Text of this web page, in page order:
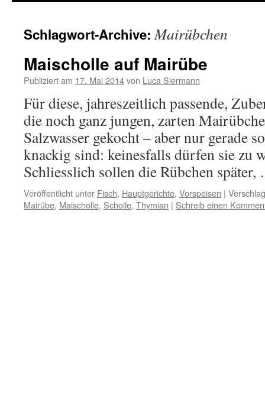
Schlagwort-Archive:Mairübchen
Maischolle auf Mairübe
Publiziert am 17. Mai 2014von Luca Siermann
Für diese, jahreszeitlich passende,
die noch ganz jungen, zarten
Salzwasser gekocht – aber nur gerade
knackig sind: keinesfalls dürfen sie zu
Schliesslich sollen die Rübchen
Veröffentlicht unter Fisch, Hauptgerichte, Vorspeisen |
Mairübe, Maischolle, Scholle, Thymian | Schreib einen